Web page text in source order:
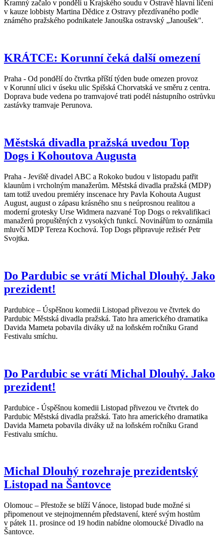
Kramný začalo v pondělí u Krajského soudu v Ostravě hlavní líčení
v kauze lobbisty Martina Dědice z Ostravy přezdívaného podle
známého pražského podnikatele Janouška ostravský „Janoušek".
KRÁTCE: Korunní čeká další omezení
Praha - Od pondělí do čtvrtka příští týden bude omezen provoz
v Korunní ulici v úseku ulic Spišská Chorvatská ve směru z centra.
Doprava bude vedena po tramvajové trati podél nástupního ostrůvku
zastávky tramvaje Perunova.
Městská divadla pražská uvedou Top
Dogs i Kohoutova Augusta
Praha - Jeviště divadel ABC a Rokoko budou v listopadu patřit
klaunům i vrcholným manažerům. Městská divadla pražská (MDP)
tam totiž uvedou premiéry inscenace hry Pavla Kohouta August
August, august o zápasu krásného snu s neúprosnou realitou a
moderní grotesky Urse Widmera nazvané Top Dogs o rekvalifikaci
manažerů propuštěných z vysokých funkcí. Novinářům to oznámila
mluvčí MDP Tereza Kochová. Top Dogs připravuje režisér Petr
Svojtka.
Do Pardubic se vrátí Michal Dlouhý. Jako
prezident!
Pardubice – Úspěšnou komedii Listopad přivezou ve čtvrtek do
Pardubic Městská divadla pražská. Tato hra amerického dramatika
Davida Mameta pobavila diváky už na loňském ročníku Grand
Festivalu smíchu.
Do Pardubic se vrátí Michal Dlouhý. Jako
prezident!
Pardubice - Úspěšnou komedii Listopad přivezou ve čtvrtek do
Pardubic Městská divadla pražská. Tato hra amerického dramatika
Davida Mameta pobavila diváky už na loňském ročníku Grand
Festivalu smíchu.
Michal Dlouhý rozehraje prezidentský
Listopad na Šantovce
Olomouc – Přestože se blíží Vánoce, listopad bude možné si
připomenout ve stejnojmenném představení, které svým hostům
v pátek 11. prosince od 19 hodin nabídne olomoucké Divadlo na
Šantovce.